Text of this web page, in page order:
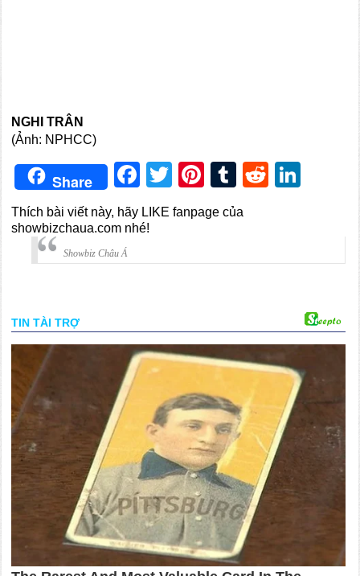
NGHI TRÂN
(Ảnh: NPHCC)
Share Facebook
TwitterPinterest
TumblrReddit
Thích bài viết này, hãy LIKE fanpage của
showbizchaua.com nhé!
Showbiz Châu Á